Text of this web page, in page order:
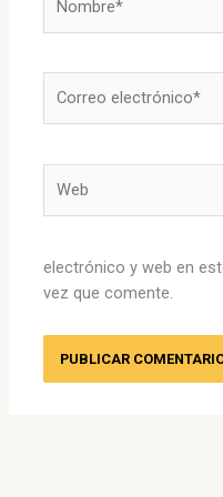
electrónico*
electrónico y web en
vez que comente.